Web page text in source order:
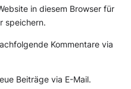
in diesem Browser für
speichern.
Kommentare via
Beiträge via E-Mail.